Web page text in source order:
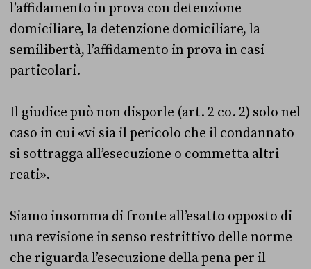
l’affidamento in prova con detenzione
domiciliare, la detenzione domiciliare, la
semilibertà, l’affidamento in prova in casi
particolari.
Il giudice può non disporle (art. 2 co. 2) solo nel
caso in cui «vi sia il pericolo che il condannato
si sottragga all’esecuzione o commetta altri
reati».
Siamo insomma di fronte all’esatto opposto di
una revisione in senso restrittivo delle norme
che riguarda l’esecuzione della pena per il